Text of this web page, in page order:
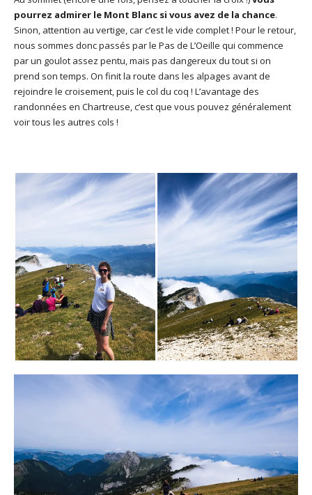
pourrez admirer le Mont Blanc si vous avez de la chance.
Sinon, attention au vertige, car c’est le vide complet ! Pour le retour,
nous sommes donc passés par le Pas de L’Oeille qui commence
par un goulot assez pentu, mais pas dangereux du tout si on
prend son temps. On finit la route dans les alpages avant de
rejoindre le croisement, puis le col du coq ! L’avantage des
randonnées en Chartreuse, c’est que vous pouvez généralement
voir tous les autres cols !